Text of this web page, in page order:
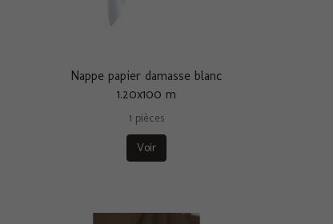
Nappe papier damasse blanc
1.20x100 m
1 pièces
Voir